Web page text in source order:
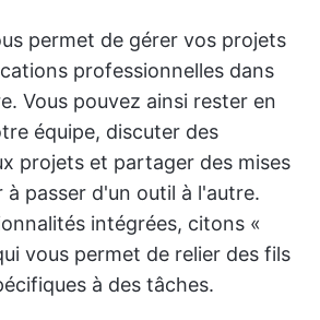
permet de gérer vos projets
professionnelles dans
Vous pouvez ainsi rester en
équipe, discuter des
projets et partager des mises
à passer d'un outil à l'autre.
intégrées, citons «
vous permet de relier des fils
à des tâches.